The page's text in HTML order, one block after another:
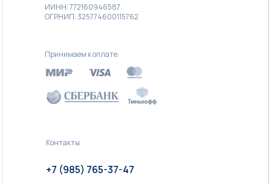
Принимаем к оплате:
Контакты
ИИНН: 772160946587
ОГРНИП: 325774600115762
+7 (985) 765-37-47